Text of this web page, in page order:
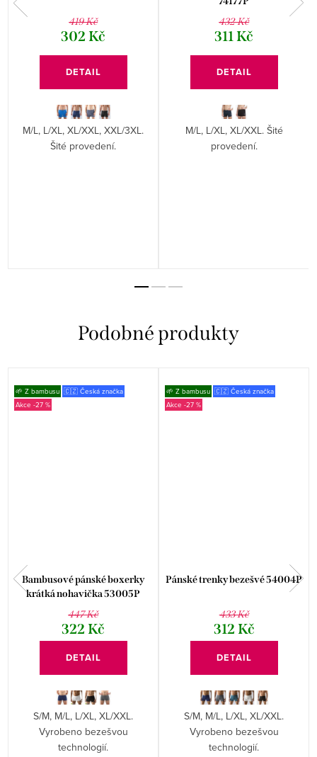
419 Kč
302 Kč
DETAIL
M/L, L/XL, XL/XXL, XXL/3XL.
Šité provedení.
432 Kč
311 Kč
DETAIL
M/L, L/XL, XL/XXL. Šité
provedení.
🌱 Z bambusu 🇨🇿 Česká značka
-27 %
Bambusové pánské boxerky
krátká nohavička 53005P
447 Kč
322 Kč
DETAIL
S/M, M/L, L/XL, XL/XXL.
Vyrobeno bezešvou
technologií.
🌱 Z bambusu 🇨🇿 Česká značka
-27 %
Pánské trenky bezešvé 54004P
433 Kč
312 Kč
DETAIL
S/M, M/L, L/XL, XL/XXL.
Vyrobeno bezešvou
technologií.